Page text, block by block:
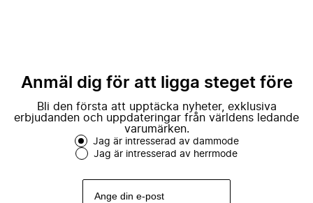
Anmäl dig för att ligga steget före
Bli den första att upptäcka nyheter, exklusiva
erbjudanden och uppdateringar från världens ledande
varumärken.
Jag är intresserad av dammode
Jag är intresserad av herrmode